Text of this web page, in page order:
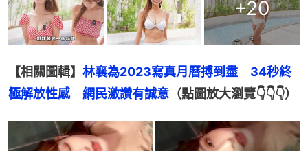
+20
【相關圖輯】 林襄為2023寫真月曆搏到盡　34秒終
極解放性感　網民激讚有誠意 （點圖放大瀏覽👇👇👇）